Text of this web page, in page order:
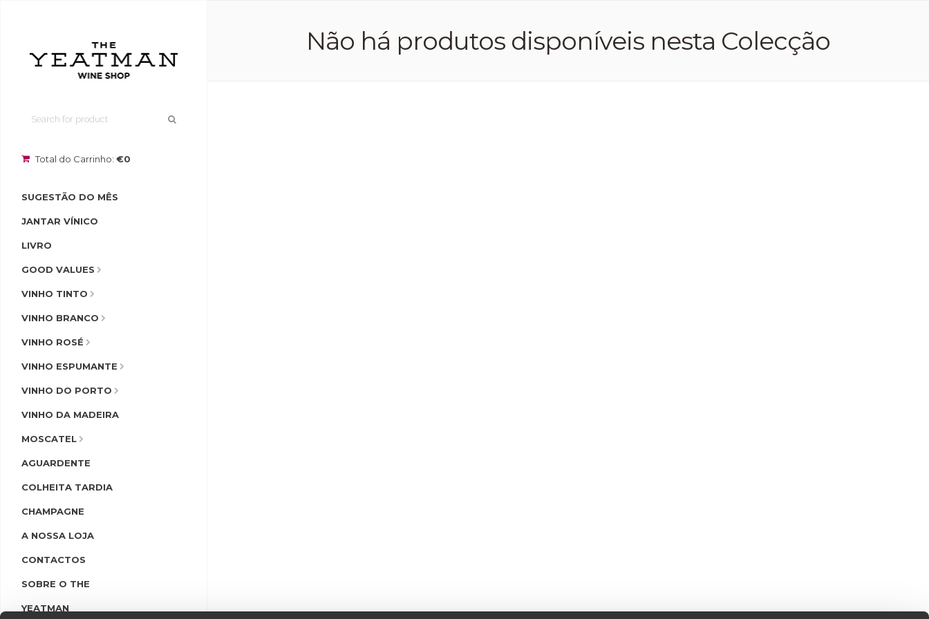
Total do Carrinho: €0
SUGESTÃO DO MÊS
JANTAR VÍNICO
LIVRO
GOOD VALUES
VINHO TINTO
VINHO BRANCO
VINHO ROSÉ
VINHO ESPUMANTE
VINHO DO PORTO
VINHO DA MADEIRA
MOSCATEL
AGUARDENTE
COLHEITA TARDIA
CHAMPAGNE
A NOSSA LOJA
CONTACTOS
SOBRE O THE
YEATMAN
Não há produtos disponíveis nesta Colecção